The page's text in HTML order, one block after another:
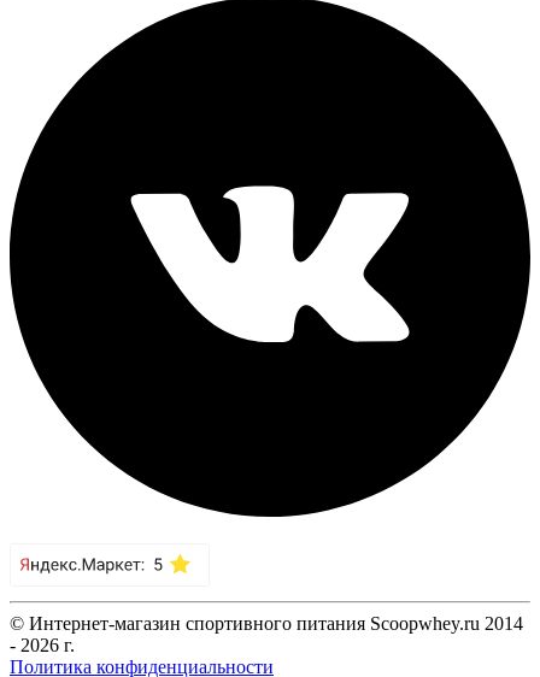
© Интернет-магазин спортивного питания Scoopwhey.ru 2014
- 2026 г.
Политика конфиденциальности